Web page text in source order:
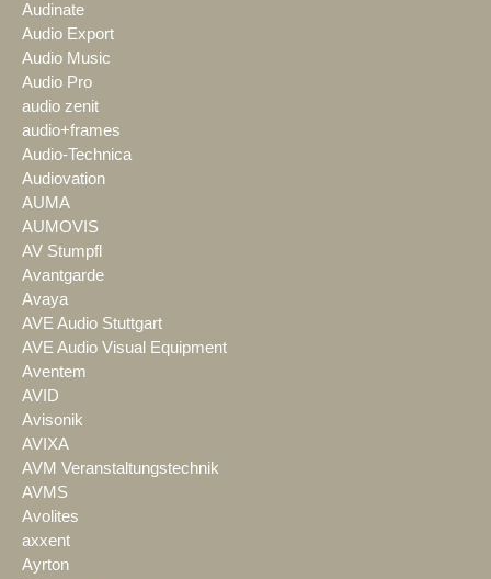
Audinate
Audio Export
Audio Music
Audio Pro
audio zenit
audio+frames
Audio-Technica
Audiovation
AUMA
AUMOVIS
AV Stumpfl
Avantgarde
Avaya
AVE Audio Stuttgart
AVE Audio Visual Equipment
Aventem
AVID
Avisonik
AVIXA
AVM Veranstaltungstechnik
AVMS
Avolites
axxent
Ayrton